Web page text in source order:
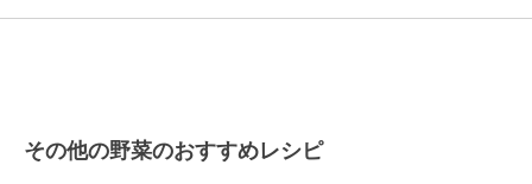
その他の野菜のおすすめレシピ